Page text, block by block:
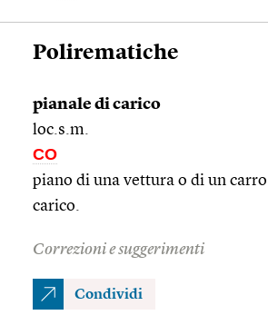
Polirematiche
pianale di carico
loc.s.m.
CO
piano di una vettura o di un
carico.
Correzioni e suggerimenti
Condividi